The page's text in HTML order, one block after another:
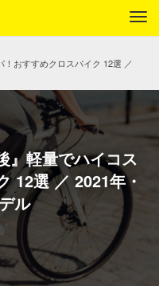
！おすすめクロスバイク 12選 ／
』軽量でハイコス
12選 ／ 2021年・
ル